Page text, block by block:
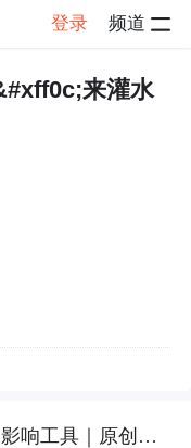
登录 频道
详情
来灌水
Next.js渲染边界审计版本变更影响工具｜原创源码+测试+离线报告